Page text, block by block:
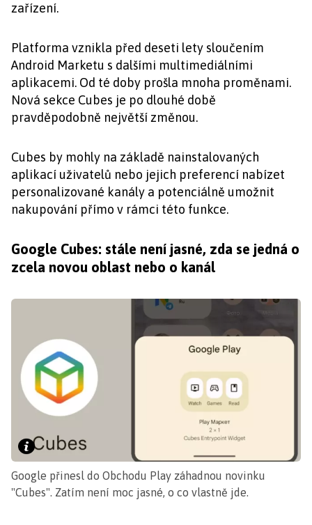
zařízení.
Platforma vznikla před deseti lety sloučením
Android Marketu s dalšími multimediálními
aplikacemi. Od té doby prošla mnoha proměnami.
Nová sekce Cubes je po dlouhé době
pravděpodobně největší změnou.
Cubes by mohly na základě nainstalovaných
aplikací uživatelů nebo jejich preferencí nabízet
personalizované kanály a potenciálně umožnit
nakupování přímo v rámci této funkce.
Google Cubes: stále není jasné, zda se jedná o
zcela novou oblast nebo o kanál
Google přinesl do Obchodu Play záhadnou novinku
"Cubes". Zatím není moc jasné, o co vlastně jde.